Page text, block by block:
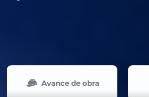
Avance de obra